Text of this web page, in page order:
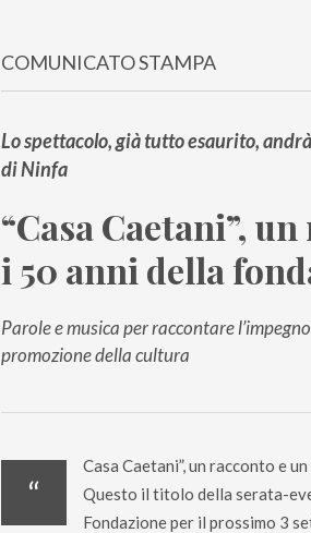
COMUNICATO STAMPA
Lo spettacolo, già tutto esaurito,
di Ninfa
“Casa Caetani”,
i 50 anni della
Parole e musica per raccontare
promozione della cultura
“
Casa Caetani”, un racconto e
Questo il titolo della serata-
Fondazione per il prossimo 3